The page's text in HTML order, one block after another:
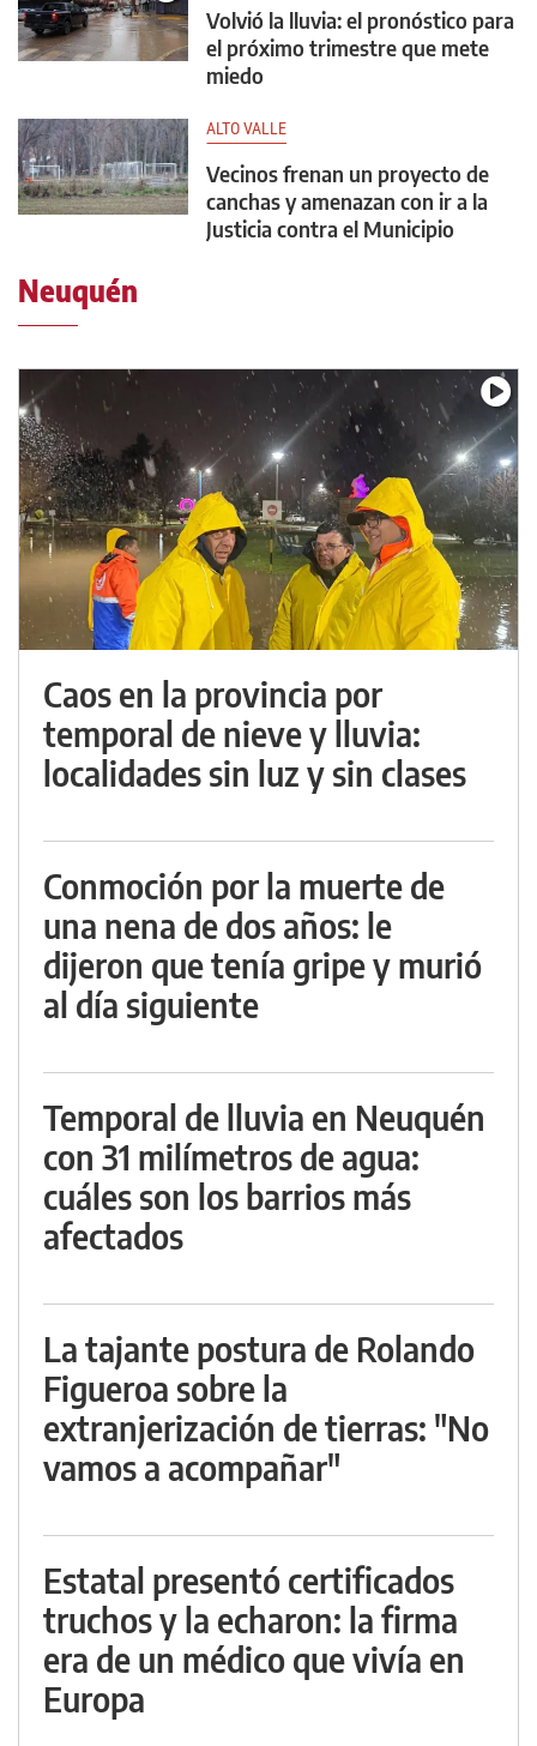
Volvió la lluvia: el pronóstico para
el próximo trimestre que mete
miedo
ALTO VALLE
Vecinos frenan un proyecto de
canchas y amenazan con ir a la
Justicia contra el Municipio
Neuquén
Caos en la provincia por
temporal de nieve y lluvia:
localidades sin luz y sin clases
Conmoción por la muerte de
una nena de dos años: le
dijeron que tenía gripe y murió
al día siguiente
Temporal de lluvia en Neuquén
con 31 milímetros de agua:
cuáles son los barrios más
afectados
La tajante postura de Rolando
Figueroa sobre la
extranjerización de tierras: "No
vamos a acompañar"
Estatal presentó certificados
truchos y la echaron: la firma
era de un médico que vivía en
Europa